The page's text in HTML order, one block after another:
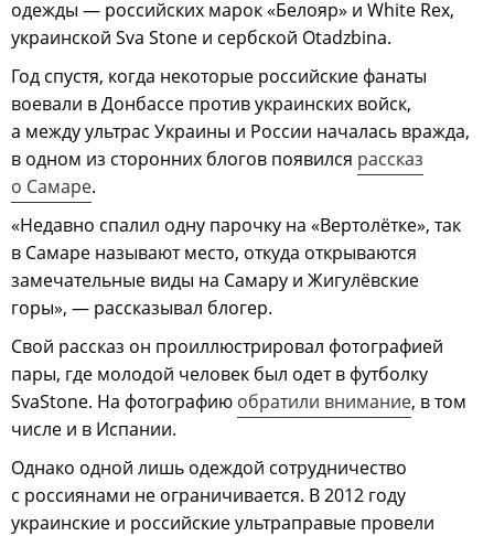
одежды — российских марок «Белояр» и White Rex,
украинской Sva Stone и сербской Otadzbina.
Год спустя, когда некоторые российские фанаты
воевали в Донбассе против украинских войск,
а между ультрас Украины и России началась вражда,
в одном из сторонних блогов появился рассказ
о Самаре.
«Недавно спалил одну парочку на «Вертолётке», так
в Самаре называют место, откуда открываются
замечательные виды на Самару и Жигулёвские
горы», — рассказывал блогер.
Свой рассказ он проиллюстрировал фотографией
пары, где молодой человек был одет в футболку
SvaStone. На фотографию обратили внимание, в том
числе и в Испании.
Однако одной лишь одеждой сотрудничество
с россиянами не ограничивается. В 2012 году
украинские и российские ультраправые провели